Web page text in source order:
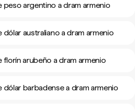
peso argentino a dram armenio
australiano a dram armenio
arubeño a dram armenio
barbadense a dram armenio